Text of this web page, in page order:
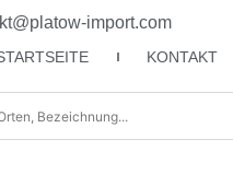
import.com
KONTAKT